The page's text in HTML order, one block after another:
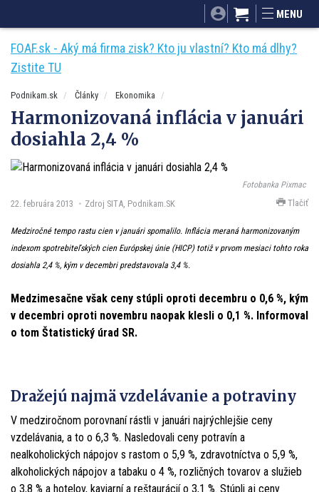
Mnamky-recepty.sk
MENU
FOAF.sk - Aký má firma zisk? Kto ju vlastní? Kto má dlhy?
Zistite TU
Podnikam.sk Články Ekonomika
Harmonizovaná inflácia v januári
dosiahla 2,4 %
Fotobanka Pixmac
22. februára 2013 Zdroj SITA, Podnikam.SK Tlačiť
Medziročné tempo rastu cien v januári spomalilo. Inflácia meraná harmonizovaným
indexom spotrebiteľských cien Európskej únie (HICP) totiž v prvom mesiaci tohto roka
dosiahla 2,4 %, kým v decembri predstavovala 3,4 %.
Medzimesačne však ceny stúpli oproti decembru o 0,6 %, kým
v decembri oproti novembru naopak klesli o 0,1 %. Informoval
o tom Štatistický úrad SR.
Dražejú najmä vzdelávanie a potraviny
V medziročnom porovnaní rástli v januári najrýchlejšie ceny
vzdelávania, a to o 6,3 %. Nasledovali ceny potravín a
nealkoholických nápojov s rastom o 5,9 %, zdravotníctva o 5,9 %,
alkoholických nápojov a tabaku o 4 %, rozličných tovarov a služieb
o 3,8 % a hotelov, kaviarní a reštaurácií o 3,1 %. Stúpli aj ceny